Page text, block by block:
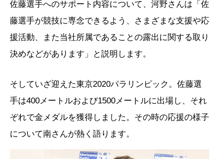
佐藤選手へのサポート内容について、河野さんは「佐
藤選手が競技に専念できるよう、さまざまな支援や応
援活動、また当社所属であることの露出に関する取り
決めなどがあります」と説明します。
そしていざ迎えた東京2020パラリンピック。佐藤選
手は400メートルおよび1500メートルに出場し、それ
ぞれで金メダルを獲得しました。その時の応援の様子
について南さんが熱く語ります。